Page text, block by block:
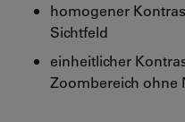
homogener
Sichtfeld
einheitlicher
Zoombereich ohne